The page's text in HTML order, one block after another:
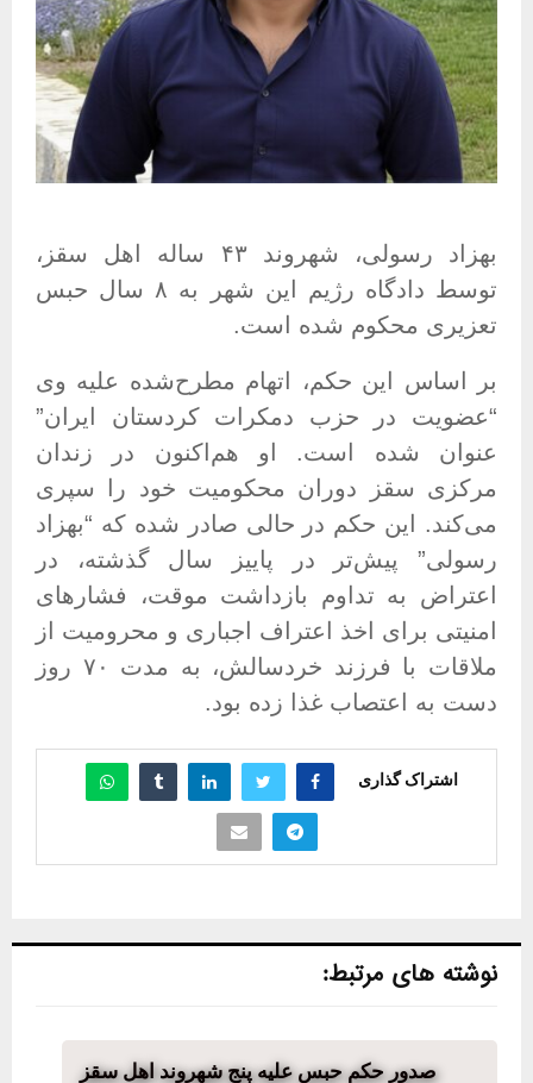
بهزاد رسولی، شهروند ۴۳ ساله اهل سقز،
توسط دادگاه رژیم این شهر به ۸ سال حبس
تعزیری محکوم شده است.
بر اساس این حکم، اتهام مطرح‌شده علیه وی
“عضویت در حزب دمکرات کردستان ایران”
عنوان شده است. او هم‌اکنون در زندان
مرکزی سقز دوران محکومیت خود را سپری
می‌کند. این حکم در حالی صادر شده که “بهزاد
رسولی” پیش‌تر در پاییز سال گذشته، در
اعتراض به تداوم بازداشت موقت، فشارهای
امنیتی برای اخذ اعتراف اجباری و محرومیت از
ملاقات با فرزند خردسالش، به مدت ۷۰ روز
دست به اعتصاب غذا زده بود.
اشتراک گذاری
نوشته های مرتبط:
صدور حکم حبس علیه پنج شهروند اهل سقز